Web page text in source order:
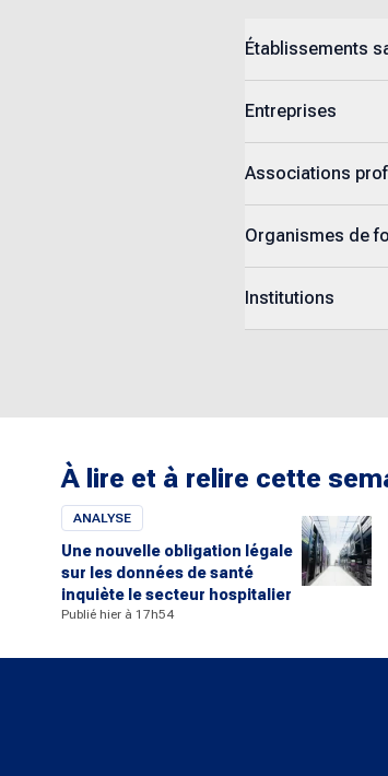
Établissements
Entreprises
Associations
Organismes de
Institutions
À lire et à relire cette
ANALYSE
Une nouvelle obligation légale
sur les données de santé
inquiète le secteur hospitalier
Publié hier à 17h54